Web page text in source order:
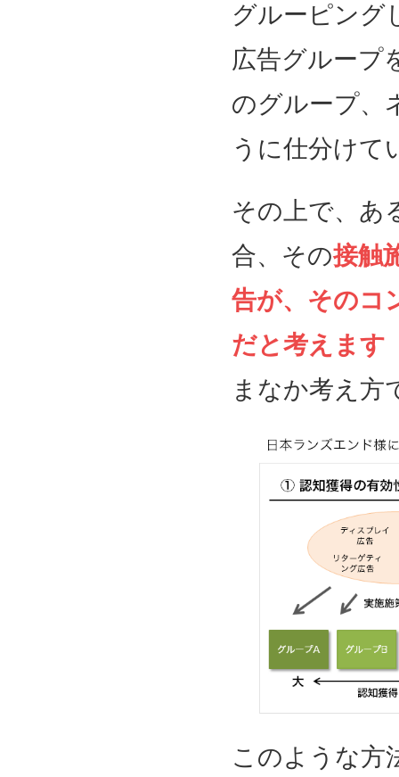
グルーピング
広告グループ
のグループ、
うに仕分けて
その上で、あ
合、その接触
告が、そのコ
だと考えます
まなか考え方
このような方